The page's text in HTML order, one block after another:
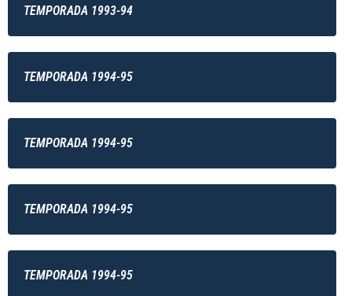
TEMPORADA 1993-94
TEMPORADA 1994-95
TEMPORADA 1994-95
TEMPORADA 1994-95
TEMPORADA 1994-95